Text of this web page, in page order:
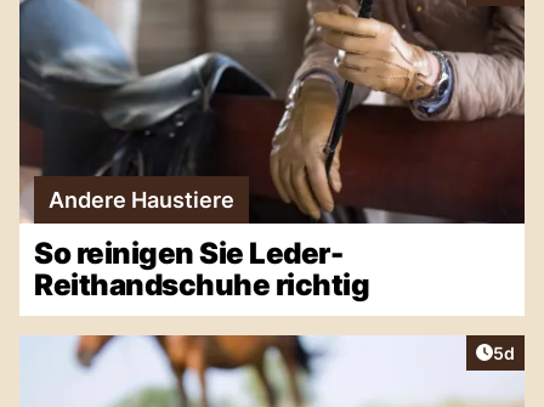
Andere Haustiere
So reinigen Sie Leder-
Reithandschuhe richtig
5d